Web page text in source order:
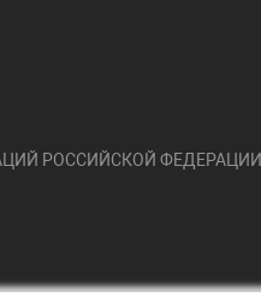
РОССИЙСКОЙ ФЕДЕРАЦИИ